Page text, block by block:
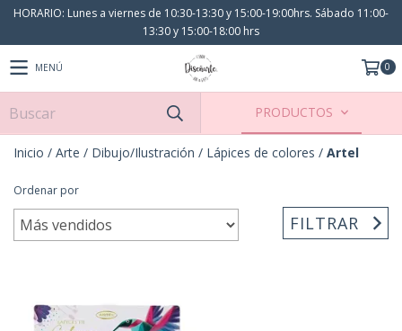
HORARIO: Lunes a viernes de 10:30-13:30 y 15:00-19:00hrs. Sábado 11:00-
13:30 y 15:00-18:00 hrs
MENÚ 0
PRODUCTOS
Inicio / Arte / Dibujo/Ilustración / Lápices de colores / Artel
Ordenar por
FILTRAR